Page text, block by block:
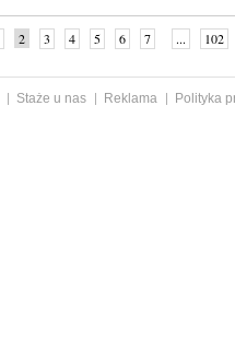
2 3 4 5 6 7 ... 102
Staże u nas Reklama
Polityka